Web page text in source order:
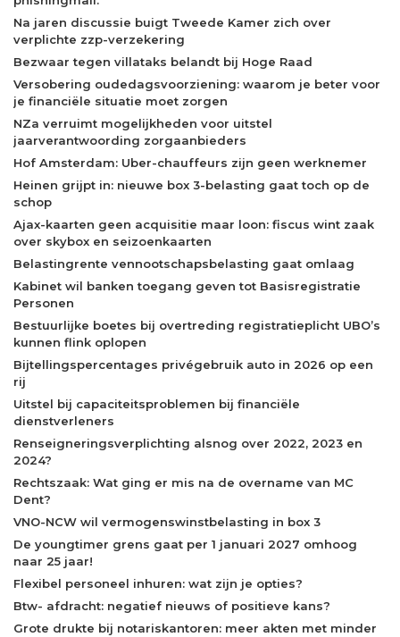
Na jaren discussie buigt Tweede Kamer zich over
verplichte zzp-verzekering
Bezwaar tegen villataks belandt bij Hoge Raad
Versobering oudedagsvoorziening: waarom je beter voor
je financiële situatie moet zorgen
NZa verruimt mogelijkheden voor uitstel
jaarverantwoording zorgaanbieders
Hof Amsterdam: Uber-chauffeurs zijn geen werknemer
Heinen grijpt in: nieuwe box 3-belasting gaat toch op de
schop
Ajax-kaarten geen acquisitie maar loon: fiscus wint zaak
over skybox en seizoenkaarten
Belastingrente vennootschapsbelasting gaat omlaag
Kabinet wil banken toegang geven tot Basisregistratie
Personen
Bestuurlijke boetes bij overtreding registratieplicht UBO’s
kunnen flink oplopen
Bijtellingspercentages privégebruik auto in 2026 op een
rij
Uitstel bij capaciteitsproblemen bij financiële
dienstverleners
Renseigneringsverplichting alsnog over 2022, 2023 en
2024?
Rechtszaak: Wat ging er mis na de overname van MC
Dent?
VNO-NCW wil vermogenswinstbelasting in box 3
De youngtimer grens gaat per 1 januari 2027 omhoog
naar 25 jaar!
Flexibel personeel inhuren: wat zijn je opties?
Btw- afdracht: negatief nieuws of positieve kans?
Grote drukte bij notariskantoren: meer akten met minder